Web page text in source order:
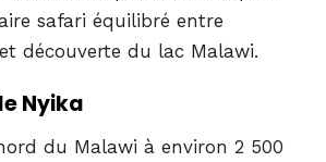
safari équilibré entre
découverte du lac Malawi.
Nyika
du Malawi à environ 2 500